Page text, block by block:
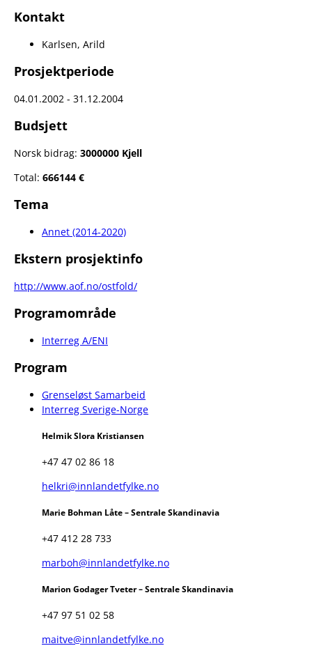
Kontakt
Karlsen, Arild
Prosjektperiode
04.01.2002 - 31.12.2004
Budsjett
Norsk bidrag: 3000000 Kjell
Total: 666144 €
Tema
Annet (2014-2020)
Ekstern prosjektinfo
http://www.aof.no/ostfold/
Programområde
Interreg A/ENI
Program
Grenseløst Samarbeid
Interreg Sverige-Norge
Helmik Slora Kristiansen
+47 47 02 86 18
helkri@innlandetfylke.no
Marie Bohman Låte – Sentrale Skandinavia
+47 412 28 733
marboh@innlandetfylke.no
Marion Godager Tveter – Sentrale Skandinavia
+47 97 51 02 58
maitve@innlandetfylke.no